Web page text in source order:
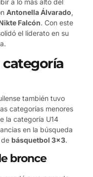
a lo más alto del
Antonella Álvarado,
Falcón. Con este
el liderato en su
categoría
también tuvo
categorías menores
la categoría U14
en la búsqueda
básquetbol 3×3.
bronce